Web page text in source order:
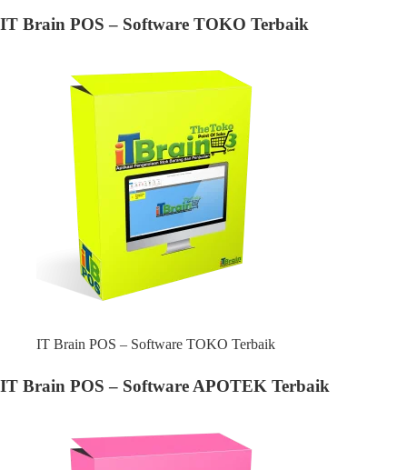
IT Brain POS – Software TOKO Terbaik
IT Brain POS – Software TOKO Terbaik
IT Brain POS – Software APOTEK Terbaik